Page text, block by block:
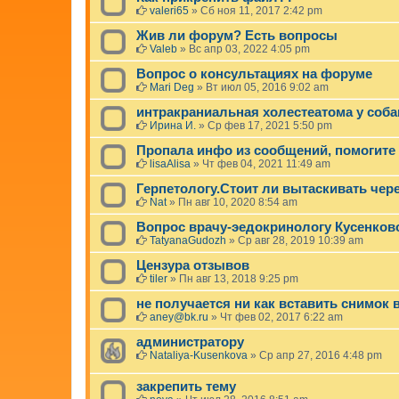
м
л
а
а
н
valeri65 » Сб ноя 11, 2017 2:42 pm
Жив ли форум? Есть вопросы
Valeb » Вс апр 03, 2022 4:05 pm
Вопрос о консультациях на форуме
Mari Deg » Вт июл 05, 2016 9:02 am
интракраниальная холестеатома у
Ирина И. » Ср фев 17, 2021 5:50 pm
Пропала инфо из сообщений, помогите
lisaAlisa » Чт фев 04, 2021 11:49 am
Герпетологу.Стоит ли вытаскивать
Nat» Пн авг 10, 2020 8:54 am
Вопрос врачу-эедокринологу
TatyanaGudozh » Ср авг 28, 2019 10:39 am
Цензура отзывов
tiler » Пн авг 13, 2018 9:25 pm
не получается ни как вставить снимок
aney@bk.ru » Чт фев 02, 2017 6:22 am
администратору
Nataliya-Kusenkova » Ср апр 27, 2016 4:48 pm
закрепить тему